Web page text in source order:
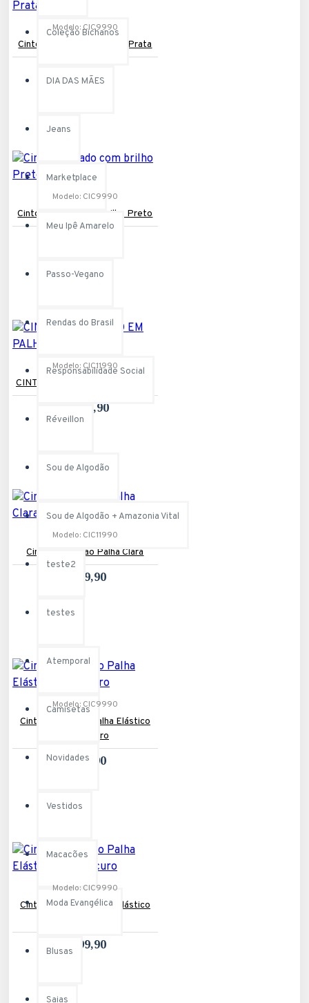
Coleção Bichanos
DIA DAS MÃES
Jeans
Marketplace
Meu Ipê Amarelo
Passo-Vegano
Rendas do Brasil
Responsabilidade Social
Réveillon
Sou de Algodão
Sou de Algodão + Amazonia Vital
teste2
testes
Atemporal
Camisetas
Novidades
Vestidos
Macacões
Moda Evangélica
Blusas
Saias
Modelo:CIC9990
Cinto trançado com brilho Prata
Modelo: CIC9990
Cinto trançado com brilho Preto
Modelo:CIC11990
CINTO INSPIRAÇÃO EM PALHA
R$129,90
Modelo: CIC11990
Cinto Inspiração Palha Clara
R$99,90
Modelo:CIC9990
Cinto Inspiração Palha Elástico
Bege Claro
R$99,90
Modelo: CIC9990
Cinto Inspiração Palha Elástico
R$99,90